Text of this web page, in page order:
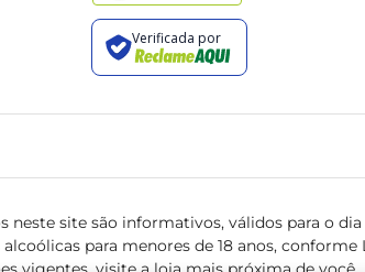
site são informativos, válidos para o
para menores de 18 anos, conforme